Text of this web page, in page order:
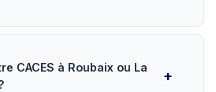
CACES à Roubaix ou La